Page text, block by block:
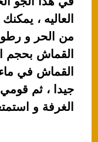
العاليه ،
من الحر و
القماش بحجم
القماش في
جيدا ، ثم
الغرفة و